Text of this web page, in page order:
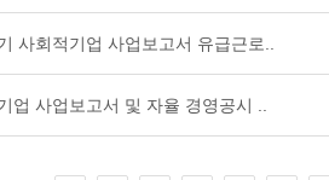
사회적기업 사업보고서 유급근로..
업 사업보고서 및 자율 경영공시 ..